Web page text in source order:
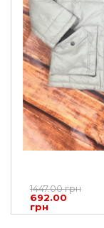
1447.00 грн
692.00
грн